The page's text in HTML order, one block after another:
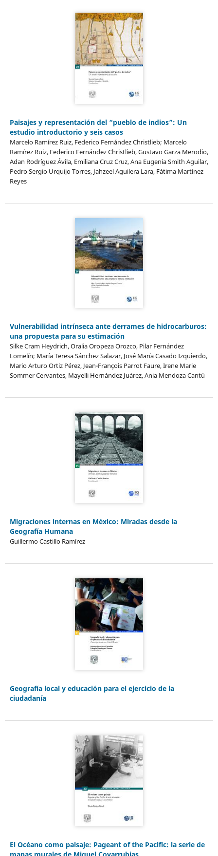
Paisajes y representación del “pueblo de indios”: Un
estudio introductorio y seis casos
Marcelo Ramírez Ruiz, Federico Fernández Christlieb; Marcelo
Ramírez Ruiz, Federico Fernández Christlieb, Gustavo Garza Merodio,
Adan Rodríguez Ávila, Emiliana Cruz Cruz, Ana Eugenia Smith Aguilar,
Pedro Sergio Urquijo Torres, Jahzeel Aguilera Lara, Fátima Martínez
Reyes
Vulnerabilidad intrínseca ante derrames de hidrocarburos:
una propuesta para su estimación
Silke Cram Heydrich, Oralia Oropeza Orozco, Pilar Fernández
Lomelín; María Teresa Sánchez Salazar, José María Casado Izquierdo,
Mario Arturo Ortiz Pérez, Jean-François Parrot Faure, Irene Marie
Sommer Cervantes, Mayelli Hernández Juárez, Ania Mendoza Cantú
Migraciones internas en México: Miradas desde la
Geografía Humana
Guillermo Castillo Ramírez
Geografía local y educación para el ejercicio de la
ciudadanía
El Océano como paisaje: Pageant of the Pacific: la serie de